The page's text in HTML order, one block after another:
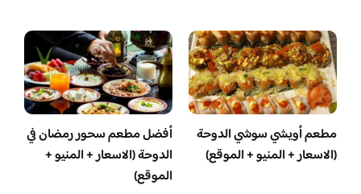
مطعم أويشي سوشي الدوحة
(الاسعار + المنيو + الموقع)
أفضل مطعم سحور رمضان في
الدوحة (الاسعار + المنيو +
الموقع)